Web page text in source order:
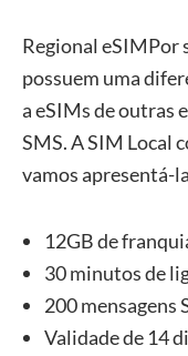
Regional eSIMPor
possuem uma
a eSIMs de outras
SMS. A SIM Local
vamos apresentá-
12GB de
30 minutos de
200 mensagens
Validade de 14